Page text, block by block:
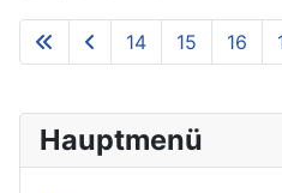
Hauptmenü
14 15 16